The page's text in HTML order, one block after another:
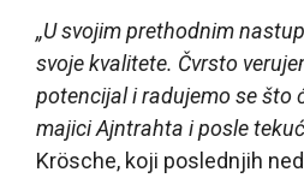
„U svojim prethodnim
svoje kvalitete. Čvrsto
potencijal i radujemo se što
majici Ajntrahta i posle
Krösche, koji poslednjih